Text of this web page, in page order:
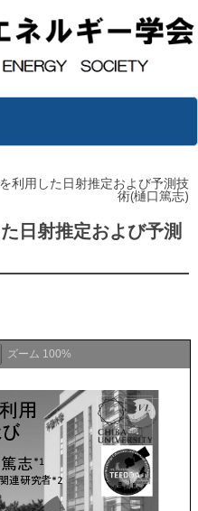
利用した日射推定および予測技
術(樋口篤志)
日射推定および予測
ズーム 100%